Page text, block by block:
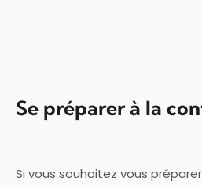
Se préparer à la
Si vous souhaitez vous